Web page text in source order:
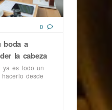
0
boda a
la cabeza
ya es todo un
desde